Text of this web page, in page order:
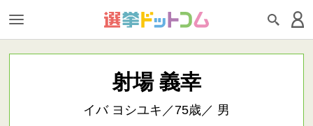
射場 義幸
イバ ヨシユキ／75歳／ 男